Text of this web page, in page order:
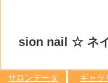
sion nail ☆ ネ
サロンデータ ギャラ